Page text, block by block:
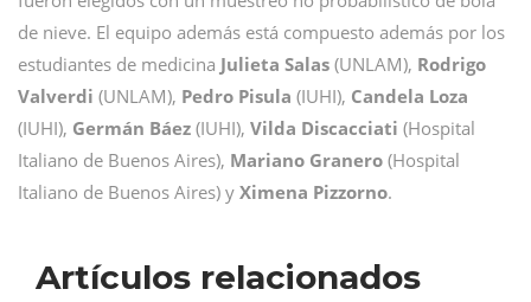
de nieve. El equipo además está compuesto además por los
estudiantes de medicina Julieta Salas (UNLAM), Rodrigo
Valverdi (UNLAM), Pedro Pisula (IUHI), Candela Loza
(IUHI), Germán Báez (IUHI), Vilda Discacciati (Hospital
Italiano de Buenos Aires), Mariano Granero (Hospital
Italiano de Buenos Aires) y Ximena Pizzorno.
Artículos relacionados